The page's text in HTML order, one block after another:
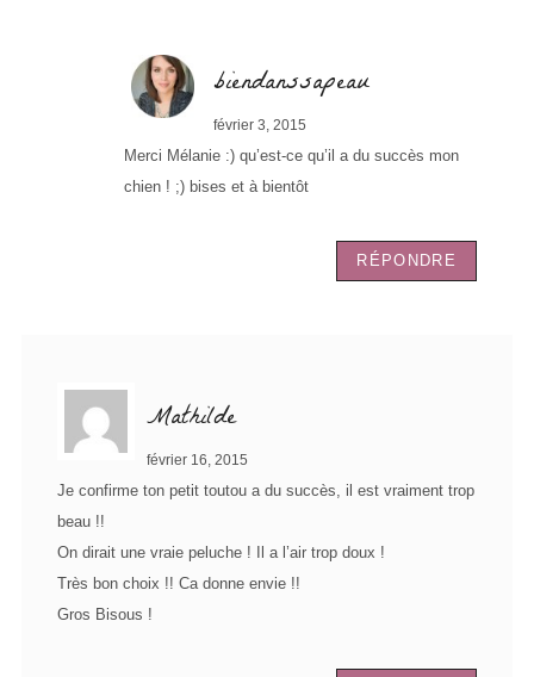
biendanssapeau
février 3, 2015
Merci Mélanie :) qu’est-ce qu’il a du succès mon
chien ! ;) bises et à bientôt
RÉPONDRE
Mathilde
février 16, 2015
Je confirme ton petit toutou a du succès, il est vraiment trop
beau !!
On dirait une vraie peluche ! Il a l’air trop doux !
Très bon choix !! Ca donne envie !!
Gros Bisous !